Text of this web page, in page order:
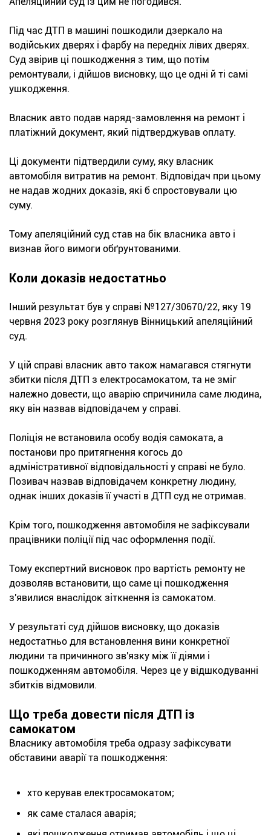
Під час ДТП в машині пошкодили дзеркало на
водійських дверях і фарбу на передніх лівих дверях.
Суд звірив ці пошкодження з тим, що потім
ремонтували, і дійшов висновку, що це одні й ті самі
ушкодження.
Власник авто подав наряд-замовлення на ремонт і
платіжний документ, який підтверджував оплату.
Ці документи підтвердили суму, яку власник
автомобіля витратив на ремонт. Відповідач при цьому
не надав жодних доказів, які б спростовували цю
суму.
Тому апеляційний суд став на бік власника авто і
визнав його вимоги обґрунтованими.
Коли доказів недостатньо
Інший результат був у справі №127/30670/22, яку 19
червня 2023 року розглянув Вінницький апеляційний
суд.
У цій справі власник авто також намагався стягнути
збитки після ДТП з електросамокатом, та не зміг
належно довести, що аварію спричинила саме людина,
яку він назвав відповідачем у справі.
Поліція не встановила особу водія самоката, а
постанови про притягнення когось до
адміністративної відповідальності у справі не було.
Позивач назвав відповідачем конкретну людину,
однак інших доказів її участі в ДТП суд не отримав.
Крім того, пошкодження автомобіля не зафіксували
працівники поліції під час оформлення події.
Тому експертний висновок про вартість ремонту не
дозволяв встановити, що саме ці пошкодження
з'явилися внаслідок зіткнення із самокатом.
У результаті суд дійшов висновку, що доказів
недостатньо для встановлення вини конкретної
людини та причинного зв'язку між її діями і
пошкодженням автомобіля. Через це у відшкодуванні
збитків відмовили.
Що треба довести після ДТП із
самокатом
Власнику автомобіля треба одразу зафіксувати
обставини аварії та пошкодження:
хто керував електросамокатом;
як саме сталася аварія;